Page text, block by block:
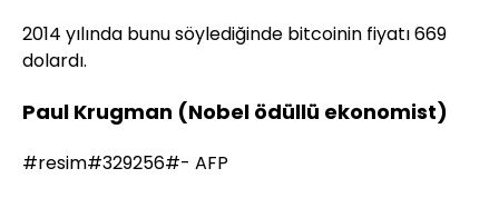
2014 yılında bunu söylediğinde bitcoinin fiyatı 669
dolardı.
Paul Krugman (Nobel ödüllü ekonomist)
#resim#329256#- AFP